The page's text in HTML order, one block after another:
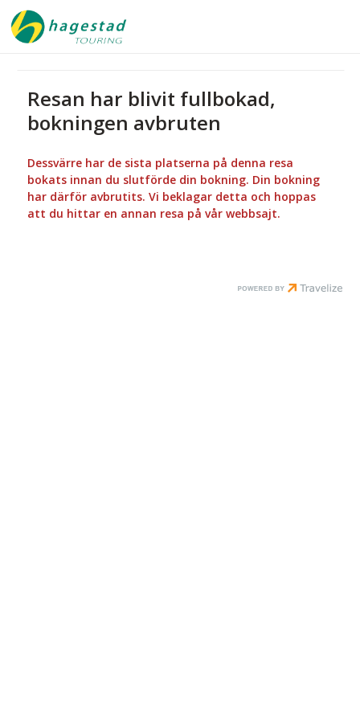
Resan har blivit fullbokad,
bokningen avbruten
Dessvärre har de sista platserna på denna resa
bokats innan du slutförde din bokning. Din bokning
har därför avbrutits. Vi beklagar detta och hoppas
att du hittar en annan resa på vår webbsajt.